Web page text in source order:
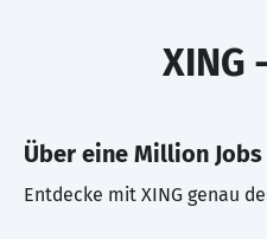
XING
Über eine Million Jobs
Entdecke mit XING genau